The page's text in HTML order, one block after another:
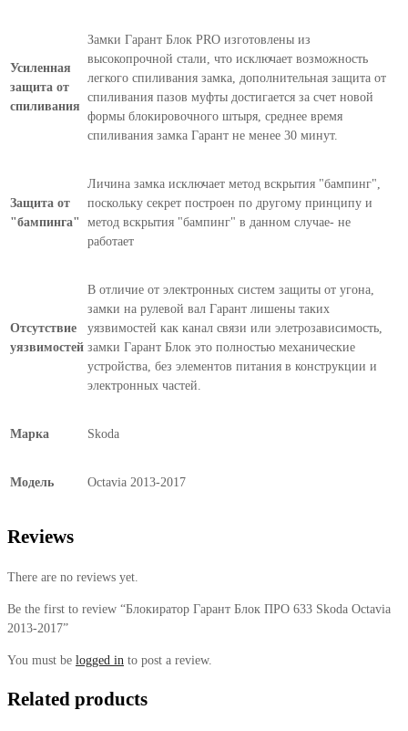
Усиленная
защита от
спиливания
Замки Гарант Блок PRO изготовлены из
высокопрочной стали, что исключает возможность
легкого спиливания замка, дополнительная защита от
спиливания пазов муфты достигается за счет новой
формы блокировочного штыря, среднее время
спиливания замка Гарант не менее 30 минут.
Защита от
"бампинга"
Личина замка исключает метод вскрытия "бампинг",
поскольку секрет построен по другому принципу и
метод вскрытия "бампинг" в данном случае- не
работает
Отсутствие
уязвимостей
В отличие от электронных систем защиты от угона,
замки на рулевой вал Гарант лишены таких
уязвимостей как канал связи или элетрозависимость,
замки Гарант Блок это полностью механические
устройства, без элементов питания в конструкции и
электронных частей.
Марка Skoda
Модель Octavia 2013-2017
Reviews
There are no reviews yet.
Be the first to review “Блокиратор Гарант Блок ПРО 633 Skoda Octavia
2013-2017”
You must be logged in to post a review.
Related products